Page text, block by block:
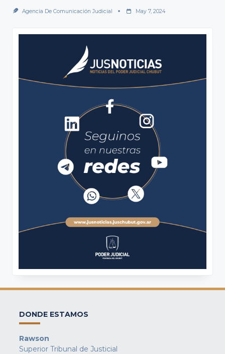
Agencia De Comunicación Judicial May 7, 2024
DONDE ESTAMOS
Rawson
Superior Tribunal de Justicial